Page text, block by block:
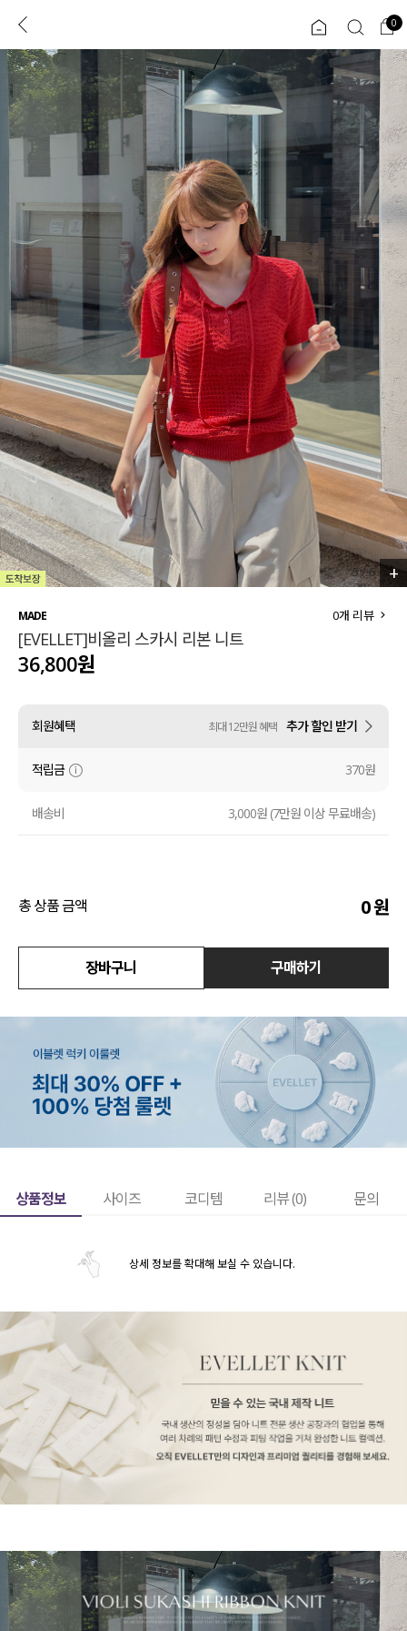
로그인 0
ENG
TW
JP
리뷰 & 혜택 플러스핏 회원혜택 입
CATEGORY COMMUNITY
도착보장⚡
인플루언서 pick!
신상 5%
베스트
세트할인 ~30%
하객룩
살안타템
110사이즈
티셔츠
셔츠
원피스
니트
언더웨어/파자마
코디템
FIT ZOOM
ALL
익스클루시브
아우터
티셔츠
니트
블라우스
원피스
스커트
언더웨어
0
5/6 +
MADE
[EVELLET]비올리 스카시 리본 니트
0개 리뷰
36,800원
회원혜택 최대 12만원 혜택 추가 할인 받기
적립금 370원
배송비 3,000원 (7만원 이상 무료배송)
총 상품 금액 0원
장바구니 구매하기
상품정보 사이즈 코디템 리뷰 (0) 문의
상세 정보를 확대해 보실 수 있습니다.